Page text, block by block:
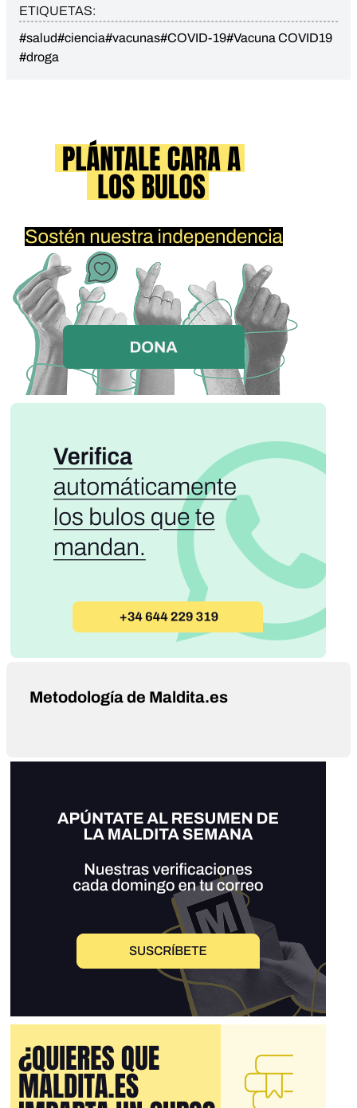
ETIQUETAS:
#salud#ciencia#vacunas#COVID-19#Vacuna COVID19
#droga
Metodología de Maldita.es